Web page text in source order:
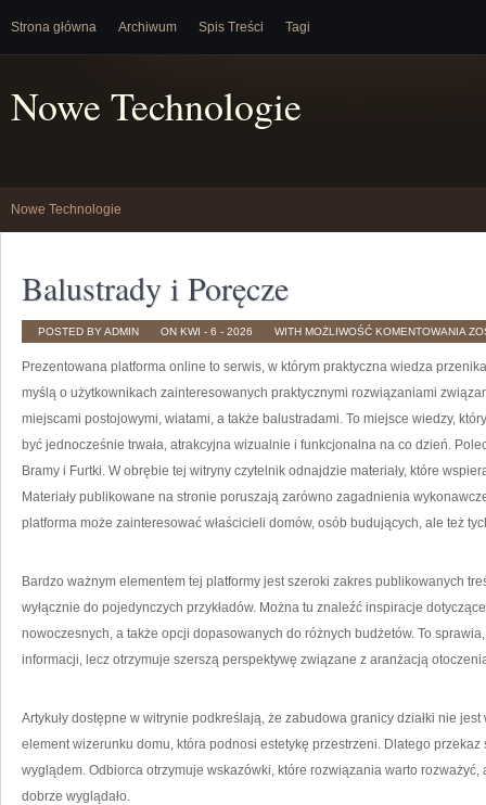
Strona główna Archiwum Spis Treści Tagi
Nowe Technologie
Nowe Technologie
Balustrady i Poręcze
POSTED BY ADMIN ON KWI - 6 - 2026 WITH MOŻLIWOŚĆ KOMENTOWANIA
I
Prezentowana platforma online to serwis, w którym praktyczna wiedza
myślą o użytkownikach zainteresowanych praktycznymi rozwiązaniami
miejscami postojowymi, wiatami, a także balustradami. To miejsce wiedzy,
być jednocześnie trwała, atrakcyjna wizualnie i funkcjonalna na co dzień.
Bramy i Furtki. W obrębie tej witryny czytelnik odnajdzie materiały, które
Materiały publikowane na stronie poruszają zarówno zagadnienia
platforma może zainteresować właścicieli domów, osób budujących, ale też
Bardzo ważnym elementem tej platformy jest szeroki zakres publikowanych
wyłącznie do pojedynczych przykładów. Można tu znaleźć inspiracje
nowoczesnych, a także opcji dopasowanych do różnych budżetów. To
informacji, lecz otrzymuje szerszą perspektywę związane z aranżacją
Artykuły dostępne w witrynie podkreślają, że zabudowa granicy działki nie
element wizerunku domu, która podnosi estetykę przestrzeni. Dlatego
wyglądem. Odbiorca otrzymuje wskazówki, które rozwiązania warto rozważyć,
dobrze wyglądało.